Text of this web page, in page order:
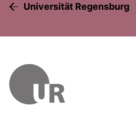
Universität Regensburg